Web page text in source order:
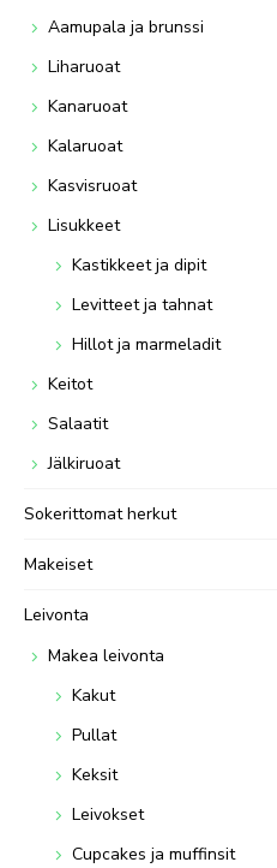
Aamupala ja brunssi
Liharuoat
Kanaruoat
Kalaruoat
Kasvisruoat
Lisukkeet
Kastikkeet ja dipit
Levitteet ja tahnat
Hillot ja marmeladit
Keitot
Salaatit
Jälkiruoat
Sokerittomat herkut
Makeiset
Leivonta
Makea leivonta
Kakut
Pullat
Keksit
Leivokset
Cupcakes ja muffinsit